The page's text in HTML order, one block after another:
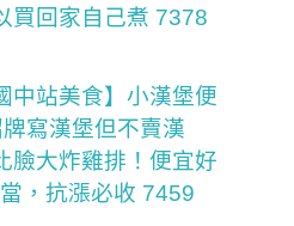
買回家自己煮 7378
中站美食】小漢堡便
寫漢堡但不賣漢
臉大炸雞排！便宜好
，抗漲必收 7459